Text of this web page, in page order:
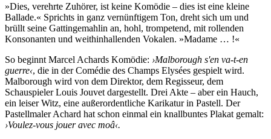
»Dies, verehrte Zuhörer, ist keine Komödie – dies ist eine kleine
Ballade.« Sprichts in ganz vernünftigem Ton, dreht sich um und
brüllt seine Gattingemahlin an, hohl, trompetend, mit rollenden
Konsonanten und weithinhallenden Vokalen. »Madame … !«
So beginnt Marcel Achards Komödie: ›Malborough s'en va-t-en
guerre‹, die in der Comédie des Champs Elysées gespielt wird.
Malborough wird von dem Direktor, dem Regisseur, dem
Schauspieler Louis Jouvet dargestellt. Drei Akte – aber ein Hauch,
ein leiser Witz, eine außerordentliche Karikatur in Pastell. Der
Pastellmaler Achard hat schon einmal ein knallbuntes Plakat gemalt:
›Voulez-vous jouer avec moâ‹.